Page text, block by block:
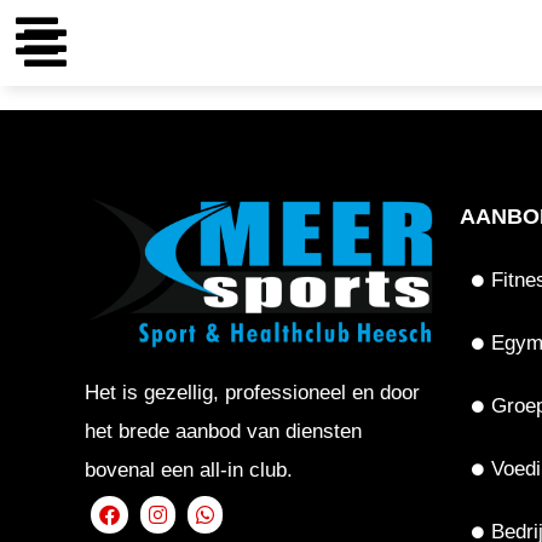
Het is gezellig, professioneel en door
het brede aanbod van diensten
bovenal een all-in club.
Egym